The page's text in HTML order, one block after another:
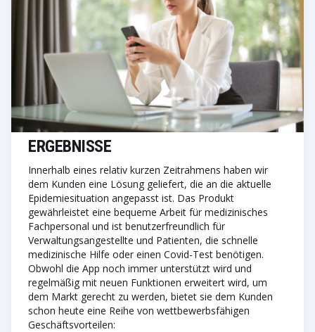
ERGEBNISSE
Innerhalb eines relativ kurzen Zeitrahmens haben wir
dem Kunden eine Lösung geliefert, die an die aktuelle
Epidemiesituation angepasst ist. Das Produkt
gewährleistet eine bequeme Arbeit für medizinisches
Fachpersonal und ist benutzerfreundlich für
Verwaltungsangestellte und Patienten, die schnelle
medizinische Hilfe oder einen Covid-Test benötigen.
Obwohl die App noch immer unterstützt wird und
regelmäßig mit neuen Funktionen erweitert wird, um
dem Markt gerecht zu werden, bietet sie dem Kunden
schon heute eine Reihe von wettbewerbsfähigen
Geschäftsvorteilen: